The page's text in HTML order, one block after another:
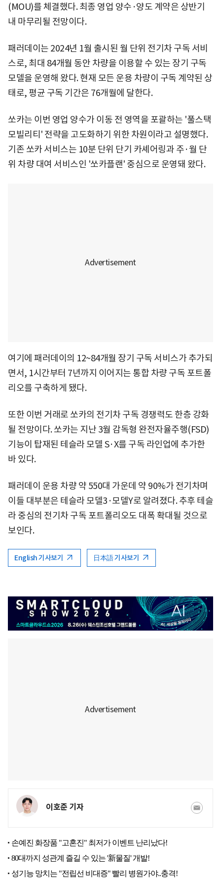
(MOU)를 체결했다. 최종 영업 양수·양도 계약은 상반기
내 마무리될 전망이다.
패러데이는 2024년 1월 출시된 월 단위 전기차 구독 서비
스로, 최대 84개월 동안 차량을 이용할 수 있는 장기 구독
모델을 운영해 왔다. 현재 모든 운용 차량이 구독 계약된 상
태로, 평균 구독 기간은 76개월에 달한다.
쏘카는 이번 영업 양수가 이동 전 영역을 포괄하는 '풀스택
모빌리티' 전략을 고도화하기 위한 차원이라고 설명했다.
기존 쏘카 서비스는 10분 단위 단기 카셰어링과 주·월 단
위 차량 대여 서비스인 '쏘카플랜' 중심으로 운영돼 왔다.
여기에 패러데이의 12~84개월 장기 구독 서비스가 추가되
면서, 1시간부터 7년까지 이어지는 통합 차량 구독 포트폴
리오를 구축하게 됐다.
또한 이번 거래로 쏘카의 전기차 구독 경쟁력도 한층 강화
될 전망이다. 쏘카는 지난 3월 감독형 완전자율주행(FSD)
기능이 탑재된 테슬라 모델 S·X를 구독 라인업에 추가한
바 있다.
패러데이 운용 차량 약 550대 가운데 약 90%가 전기차며
이들 대부분은 테슬라 모델3·모델Y로 알려졌다. 추후 테슬
라 중심의 전기차 구독 포트폴리오도 대폭 확대될 것으로
보인다.
English 기사보기 日本語 기사보기
이호준 기자